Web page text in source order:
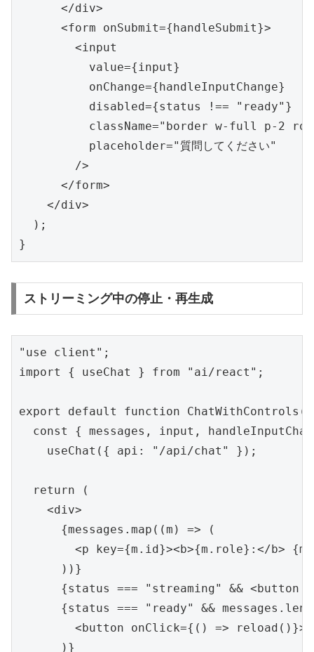
      </div>
      <form onSubmit={handleSubmit}>
        <input
          value={input}
          onChange={handleInputChange}
          disabled={status !== "ready"}
className="border w-full p-2
          placeholder="質問してください"
        />
      </form>
    </div>
  );
}
ストリーミング中の停止・再生成
"use client";
import { useChat } from "ai/react";
export default function
const { messages, input,
    useChat({ api: "/api/chat" });
  return (
    <div>
      {messages.map((m) => (
<p key={m.id}><b>{m.role}:</b>
      ))}
{status === "streaming" && <button
{status === "ready" &&
<button onClick={() => reload()}>最
      )}